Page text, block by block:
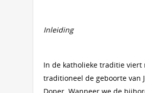
Inleiding
In de katholieke traditie viert
traditioneel de geboorte van